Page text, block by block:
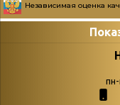
Независимая оценка